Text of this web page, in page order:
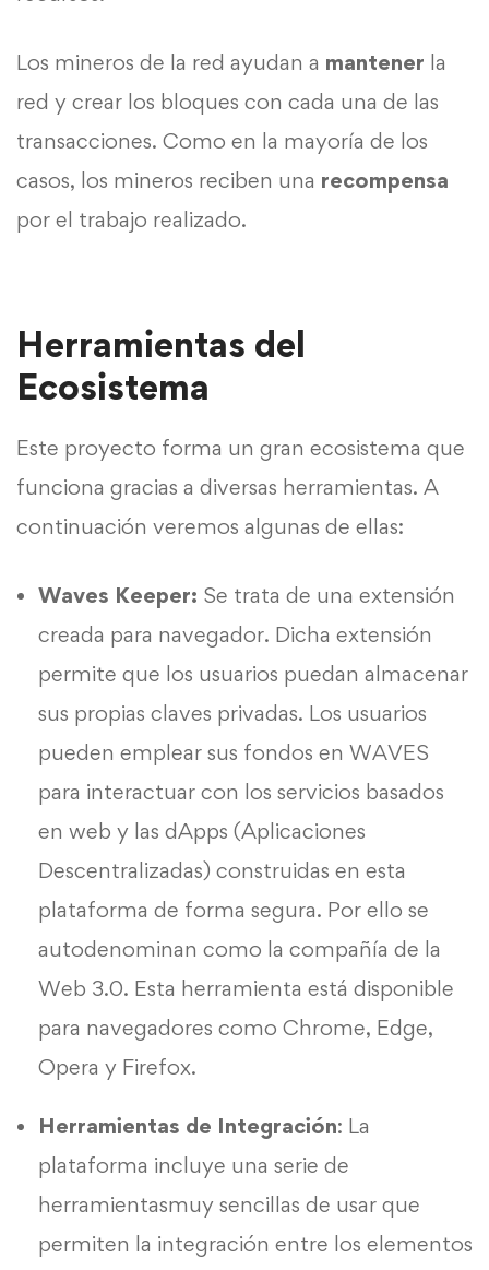
Los mineros de la red ayudan a mantener la
red y crear los bloques con cada una de las
transacciones. Como en la mayoría de los
casos, los mineros reciben una recompensa
por el trabajo realizado.
Herramientas del
Ecosistema
Este proyecto forma un gran ecosistema que
funciona gracias a diversas herramientas. A
continuación veremos algunas de ellas:
Waves Keeper: Se trata de una extensión
creada para navegador. Dicha extensión
permite que los usuarios puedan almacenar
sus propias claves privadas. Los usuarios
pueden emplear sus fondos en WAVES
para interactuar con los servicios basados
en web y las dApps (Aplicaciones
Descentralizadas) construidas en esta
plataforma de forma segura. Por ello se
autodenominan como la compañía de la
Web 3.0. Esta herramienta está disponible
para navegadores como Chrome, Edge,
Opera y Firefox.
Herramientas de Integración: La
plataforma incluye una serie de
herramientasmuy sencillas de usar que
permiten la integración entre los elementos